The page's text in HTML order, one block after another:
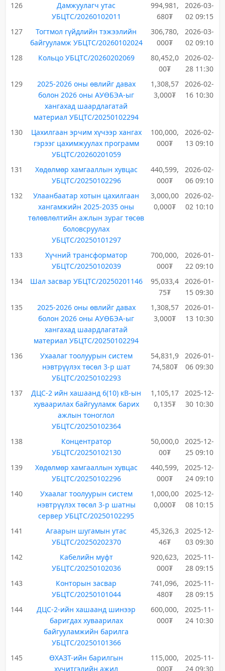
126
Дамжуулагч утас
УБЦТС/20260102011
994,981,
680₮
2026-03-
02 09:15
127
Тогтмол гүйдлийн тэжээлийн
байгууламж УБЦТС/20260102024
306,780,
000₮
2026-03-
02 09:10
128
Кольцо УБЦТС/20260202069
80,452,0
00₮
2026-02-
28 11:30
129
2025-2026 оны өвлийг давах
болон 2026 оны АУӨБЭА-ыг
хангахад шаардлагатай
материал УБЦТС/20250102294
1,308,57
3,000₮
2026-02-
16 10:30
130
Цахилгаан эрчим хүчээр хангах
гэрээг цахимжуулах программ
УБЦТС/20260201059
100,000,
000₮
2026-02-
13 09:10
131
Хөдөлмөр хамгааллын хувцас
УБЦТС/20250102296
440,599,
000₮
2026-02-
06 09:10
132
Улаанбаатар хотын цахилгаан
хангамжийн 2025-2035 оны
төлөвлөлтийн ажлын зураг төсөв
боловсруулах
УБЦТС/20250101297
3,000,00
0,000₮
2026-02-
02 10:10
133
Хүчний трансформатор
УБЦТС/20250102039
700,000,
000₮
2026-01-
22 09:10
134
Шал засвар УБЦТС/20250201146
95,033,4
75₮
2026-01-
15 09:30
135
2025-2026 оны өвлийг давах
болон 2026 оны АУӨБЭА-ыг
хангахад шаардлагатай
материал УБЦТС/20250102294
1,308,57
3,000₮
2026-01-
13 10:30
136
Ухаалаг тоолуурын систем
нэвтрүүлэх төсөл 3-р шат
УБЦТС/20250102293
54,831,9
74,580₮
2026-01-
06 09:30
137
ДЦС-2 ийн хашаанд 6(10) кВ-ын
хуваарилах байгууламж барих
ажлын тоноглол
УБЦТС/20250102364
1,105,17
0,135₮
2025-12-
30 10:30
138
Концентратор
УБЦТС/20250102130
50,000,0
00₮
2025-12-
25 09:10
139
Хөдөлмөр хамгааллын хувцас
УБЦТС/20250102296
440,599,
000₮
2025-12-
24 09:10
140
Ухаалаг тоолуурын систем
нэвтрүүлэх төсөл 3-р шатны
сервер УБЦТС/20250102295
1,000,00
0,000₮
2025-12-
08 10:15
141
Агаарын шугамын утас
УБЦТС/20250202370
45,326,3
46₮
2025-12-
03 09:30
142
Кабелийн муфт
УБЦТС/20250102036
920,623,
000₮
2025-11-
28 09:15
143
Конторын засвар
УБЦТС/20250101044
741,096,
480₮
2025-11-
28 09:15
144
ДЦС-2-ийн хашаанд шинээр
баригдах хуваарилах
байгууламжийн барилга
УБЦТС/20250101366
600,000,
000₮
2025-11-
24 10:30
145
ӨХАЗТ-ийн барилгын
хүчитгэлийн ажил
115,000,
000₮
2025-11-
24 09:30